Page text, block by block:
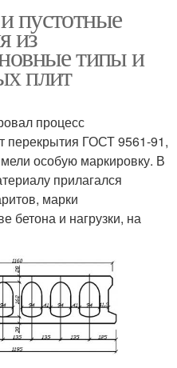
пустотные
из
типы и
плит
процесс
перекрытия ГОСТ 9561-91,
особую маркировку. В
прилагался
марки
бетона и нагрузки, на